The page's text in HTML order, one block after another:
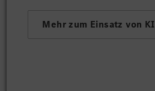
Mehr zum Einsatz von KI